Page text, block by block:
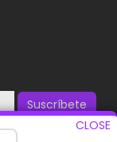
CLOSE
Suscríbete
diarias